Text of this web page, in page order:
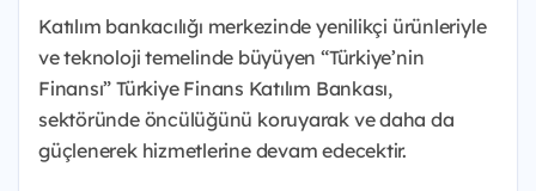
Katılım bankacılığı merkezinde yenilikçi ürünleriyle
ve teknoloji temelinde büyüyen “Türkiye’nin
Finansı” Türkiye Finans Katılım Bankası,
sektöründe öncülüğünü koruyarak ve daha da
güçlenerek hizmetlerine devam edecektir.